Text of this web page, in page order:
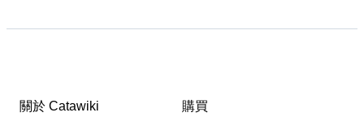
關於 Catawiki 購買